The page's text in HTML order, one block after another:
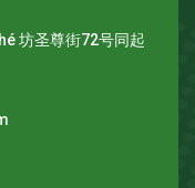
坊圣尊街72号同起